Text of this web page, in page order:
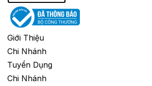
Giới Thiệu
Chi Nhánh
Tuyển Dụng
Chi Nhánh